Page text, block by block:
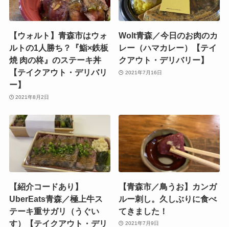
【ウォルト】青森市はウォ
ルトの1人勝ち？『鮨×鉄板
焼 肉の柊』のステーキ丼
【テイクアウト・デリバリ
ー】
2021年8月2日
Wolt青森／今日のお肉のカ
レー（ハマカレー）【テイ
クアウト・デリバリー】
2021年7月16日
【紹介コードあり】
UberEats青森／極上牛ス
テーキ重サガリ（うぐい
す）【テイクアウト・デリ
【青森市／鳥うお】カンガ
ルー刺し。久しぶりに食べ
てきました！
2021年7月9日